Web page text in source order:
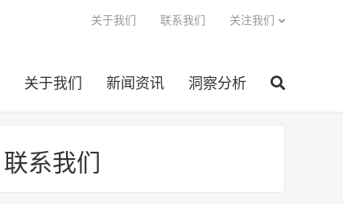
关于我们 新闻资讯 洞察分析
关于我们 联系我们 关注我们
联系我们